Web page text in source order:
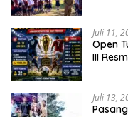
Juli 11,
Open
III
Juli 13,